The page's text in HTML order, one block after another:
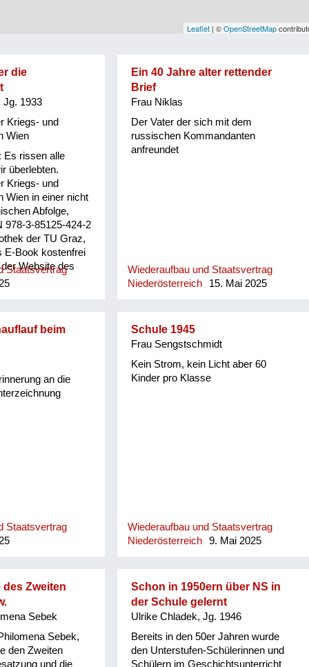
Leaflet | ©OpenStreetMap
die
Jg. 1933
Kriegs- und
Wien
Es rissen alle
überlebten.
Kriegs- und
Wien in einer nicht
Abfolge,
978-3-85125-424-2
der TU Graz,
E-Book kostenfrei
Website des
Universität
Staatsvertrag
Ein 40 Jahre alter rettender
Brief
Frau Niklas
Der Vater der sich mit dem
russischen Kommandanten
anfreundet
Wiederaufbau und Staatsvertrag
Niederösterreich
15. Mai 2025
beim
an die
Staatsvertrag
Schule 1945
Frau Sengstschmidt
Kein Strom, kein Licht aber 60
Kinder pro Klasse
Wiederaufbau und Staatsvertrag
Niederösterreich
9. Mai 2025
des Zweiten
Sebek
Sebek,
den Zweiten
und die
Schon in 1950ern über NS in
der Schule gelernt
Ulrike Chladek, Jg. 1946
Bereits in den 50er Jahren wurde
den Unterstufen-Schülerinnen und
Schülern im Geschichtsunterricht